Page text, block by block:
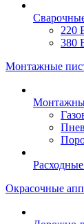
220
380
Монтажные
Окрасочные